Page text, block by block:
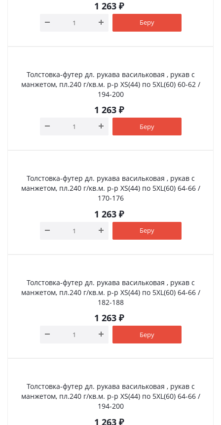
1 263₽
Беру
Толстовка-футер дл. рукава васильковая , рукав с
манжетом, пл.240 г/кв.м. р-р XS(44) по 5XL(60) 60-62 /
194-200
1 263₽
Беру
Толстовка-футер дл. рукава васильковая , рукав с
манжетом, пл.240 г/кв.м. р-р XS(44) по 5XL(60) 64-66 /
170-176
1 263₽
Беру
Толстовка-футер дл. рукава васильковая , рукав с
манжетом, пл.240 г/кв.м. р-р XS(44) по 5XL(60) 64-66 /
182-188
1 263₽
Беру
Толстовка-футер дл. рукава васильковая , рукав с
манжетом, пл.240 г/кв.м. р-р XS(44) по 5XL(60) 64-66 /
194-200
1 263₽